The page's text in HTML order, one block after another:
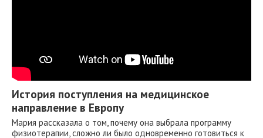
История поступления на медицинское
направление в Европу
Мария рассказала о том, почему она выбрала программу
физиотерапии, сложно ли было одновременно готовиться к